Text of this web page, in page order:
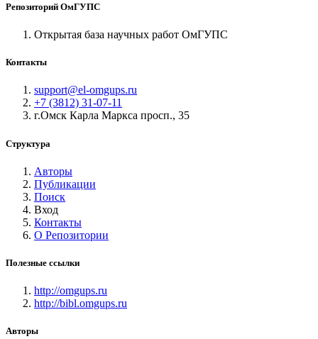
Репозиторий ОмГУПС
Открытая база научных работ ОмГУПС
Контакты
support@el-omgups.ru
+7 (3812) 31-07-11
г.Омск Карла Маркса просп., 35
Структура
Авторы
Публикации
Поиск
Вход
Контакты
О Репозитории
Полезные ссылки
http://omgups.ru
http://bibl.omgups.ru
Авторы